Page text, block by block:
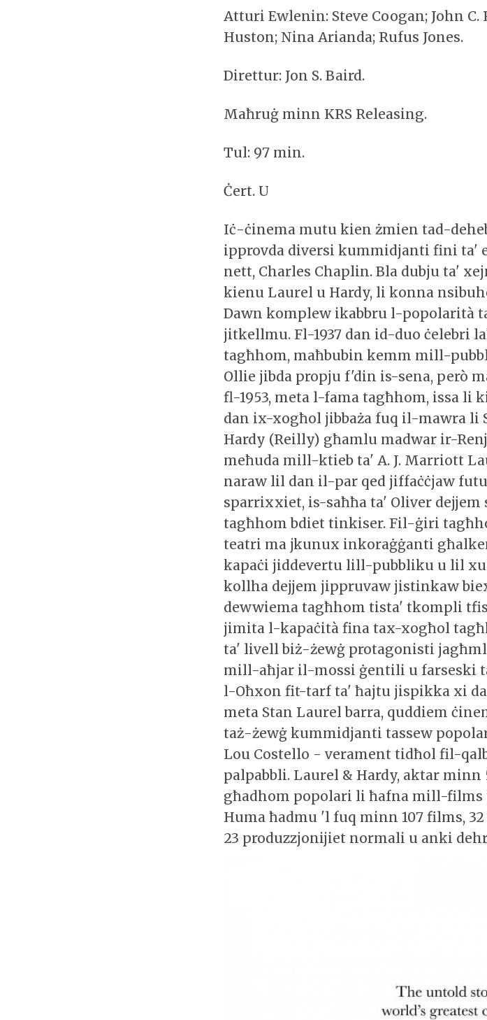
Atturi Ewlenin: Steve Coogan; John
Huston; Nina Arianda; Rufus Jones.
Direttur: Jon S. Baird.
Maħruġ minn KRS Releasing.
Tul: 97 min.
Ċert. U
Iċ-ċinema mutu kien żmien tad-
ipprovda diversi kummidjanti fini ta'
nett, Charles Chaplin. Bla dubju ta'
kienu Laurel u Hardy, li konna
Dawn komplew ikabbru l-popolarità
jitkellmu. Fl-1937 dan id-duo ċelebri
tagħhom, maħbubin kemm mill-
Ollie jibda propju f'din is-sena, però
fl-1953, meta l-fama tagħhom, issa li
dan ix-xogħol jibbaża fuq il-mawra li
Hardy (Reilly) għamlu madwar ir-
meħuda mill-ktieb ta' A. J. Marriott
naraw lil dan il-par qed jiffaċċjaw
sparrixxiet, is-saħħa ta' Oliver
tagħhom bdiet tinkiser. Fil-ġiri
teatri ma jkunux inkoraġġanti
kapaċi jiddevertu lill-pubbliku u lil
kollha dejjem jippruvaw jistinkaw
dewwiema tagħhom tista' tkompli
jimita l-kapaċità fina tax-xogħol
ta' livell biż-żewġ protagonisti
mill-aħjar il-mossi ġentili u farseski
l-Oħxon fit-tarf ta' ħajtu jispikka xi
meta Stan Laurel barra, quddiem
taż-żewġ kummidjanti tassew
Lou Costello - verament tidħol fil-
palpabbli. Laurel & Hardy, aktar
għadhom popolari li ħafna mill-
Huma ħadmu 'l fuq minn 107 films,
23 produzzjonijiet normali u anki